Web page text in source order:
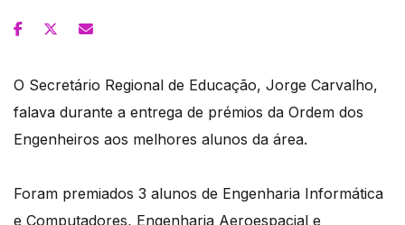
O Secretário Regional de Educação, Jorge Carvalho,
falava durante a entrega de prémios da Ordem dos
Engenheiros aos melhores alunos da área.
Foram premiados 3 alunos de Engenharia Informática
e Computadores, Engenharia Aeroespacial e